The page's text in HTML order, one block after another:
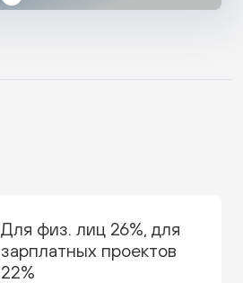
Для физ. лиц 26%, для
зарплатных проектов
22%